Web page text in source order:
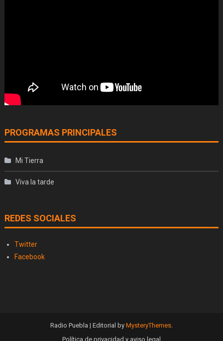
PROGRAMAS PRINCIPALES
Mi Tierra
Viva la tarde
REDES SOCIALES
Twitter
Facebook
Radio Puebla | Editorial by MysteryThemes
Política de privacidad y aviso legal